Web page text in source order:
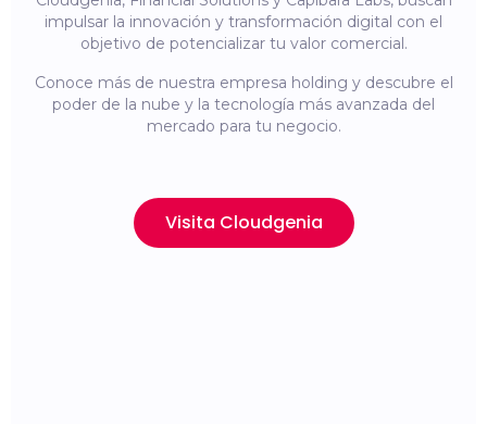
impulsar la innovación y transformación digital con el
objetivo de potencializar tu valor comercial.
Conoce más de nuestra empresa holding y descubre el
poder de la nube y la tecnología más avanzada del
mercado para tu negocio.
Visita Cloudgenia